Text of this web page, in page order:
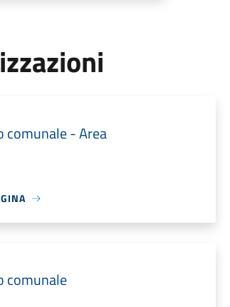
comunale - Area
comunale